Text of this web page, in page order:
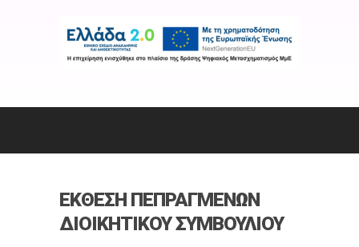
ΕΚΘΕΣΗ ΠΕΠΡΑΓΜΕΝΩΝ
ΔΙΟΙΚΗΤΙΚΟΥ ΣΥΜΒΟΥΛΙΟΥ